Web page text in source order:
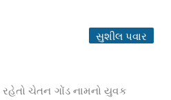
સુશીલ પવાર
રહેતો ચેતન ગોંડ નામનો યુવક